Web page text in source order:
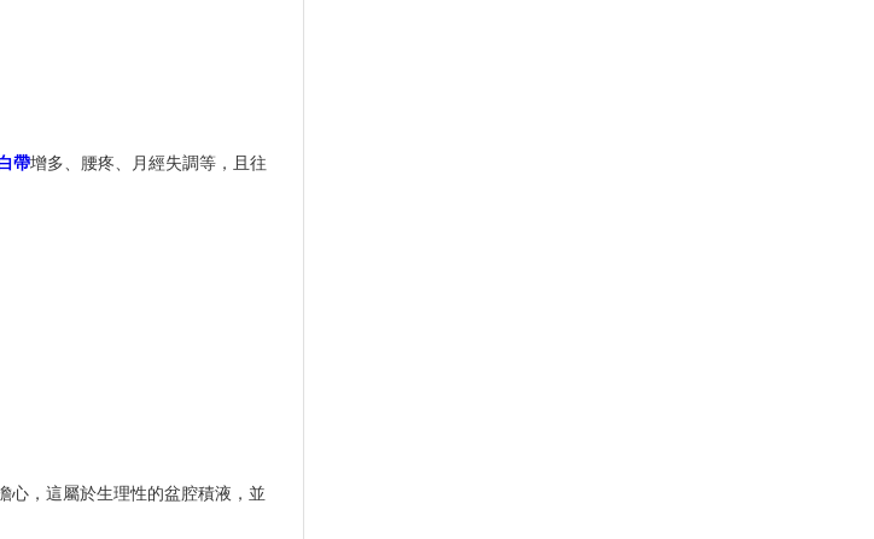
帶增多、腰疼、月經失調等，且往
心，這屬於生理性的盆腔積液，並